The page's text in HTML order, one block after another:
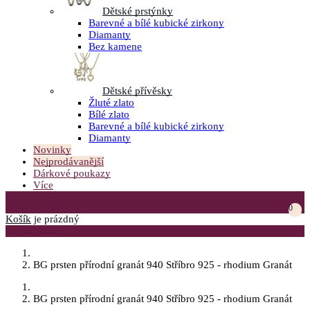
Dětské prstýnky
Barevné a bílé kubické zirkony
Diamanty
Bez kamene
Dětské přívěsky
Žluté zlato
Bílé zlato
Barevné a bílé kubické zirkony
Diamanty
Novinky
Nejprodávanější
Dárkové poukazy
Více
0
Košík je prázdný
BG prsten přírodní granát 940 Stříbro 925 - rhodium Granát
BG prsten přírodní granát 940 Stříbro 925 - rhodium Granát